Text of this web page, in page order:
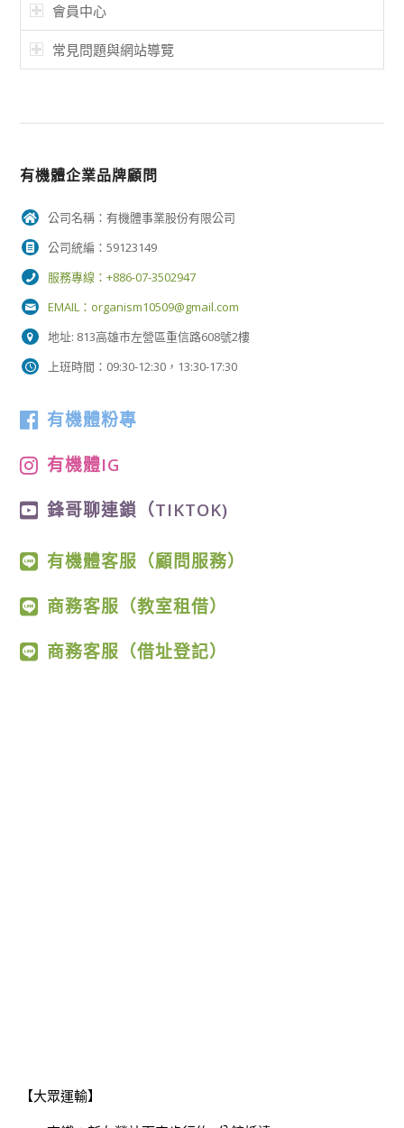
會員中心
常見問題與網站導覽
有機體企業品牌顧問
公司名稱：有機體事業股份有限公司
公司統編：59123149
服務專線：+886-07-3502947
EMAIL： organism10509@gmail.com
地址: 813高雄市左營區重信路608號2樓
上班時間：09:30-12:30，13:30-17:30
有機體粉專
有機體IG
鋒哥聊連鎖（TIKTOK)
有機體客服（顧問服務）
商務客服（教室租借）
商務客服（借址登記）
【大眾運輸】